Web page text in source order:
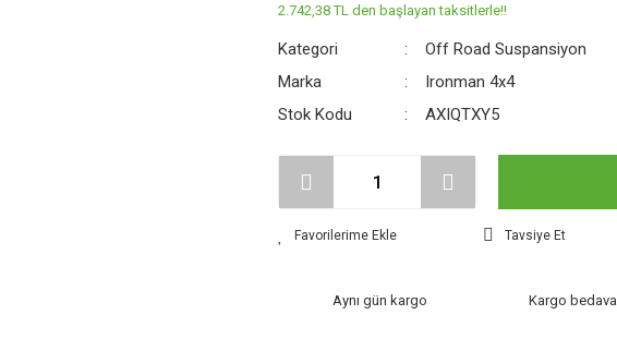
2.742,38 TL den başlayan taksitlerle!!
Kategori
Off Road Suspansiyon
Marka
Ironman 4x4
Stok Kodu
AXIQTXY5
Tavsiye Et
Aynı gün kargo Kargo bedava